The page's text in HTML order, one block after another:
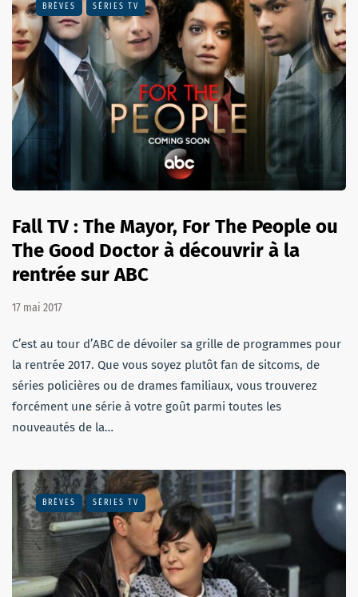
BRÈVES SÉRIES TV
Fall TV : The Mayor, For The People ou
The Good Doctor à découvrir à la
rentrée sur ABC
17 mai 2017
C’est au tour d’ABC de dévoiler sa grille de programmes pour
la rentrée 2017. Que vous soyez plutôt fan de sitcoms, de
séries policières ou de drames familiaux, vous trouverez
forcément une série à votre goût parmi toutes les
nouveautés de la…
BRÈVES SÉRIES TV